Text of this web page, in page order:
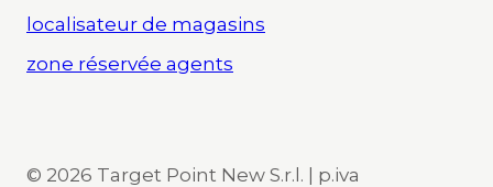
localisateur de magasins
zone réservée agents
© 2026 Target Point New S.r.l. | p.iva